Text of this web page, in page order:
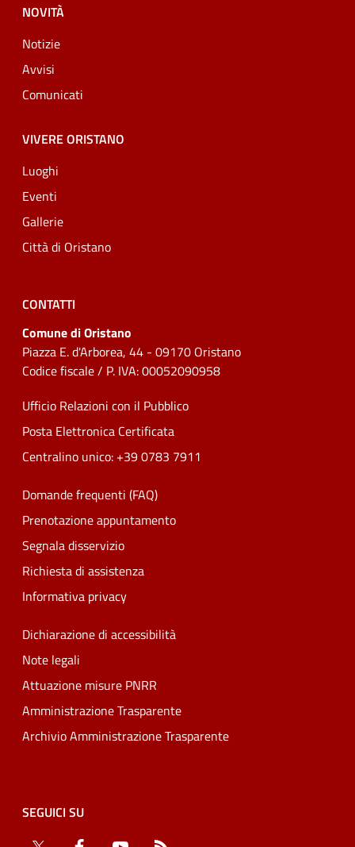
NOVITÀ
Notizie
Avvisi
Comunicati
VIVERE ORISTANO
Luoghi
Eventi
Gallerie
Città di Oristano
CONTATTI
Comune di Oristano
Piazza E. d'Arborea, 44 - 09170 Oristano
Codice fiscale / P. IVA: 00052090958
Ufficio Relazioni con il Pubblico
Posta Elettronica Certificata
Centralino unico: +39 0783 7911
Domande frequenti (FAQ)
Prenotazione appuntamento
Segnala disservizio
Richiesta di assistenza
Informativa privacy
Dichiarazione di accessibilità
Note legali
Attuazione misure PNRR
Amministrazione Trasparente
Archivio Amministrazione Trasparente
SEGUICI SU